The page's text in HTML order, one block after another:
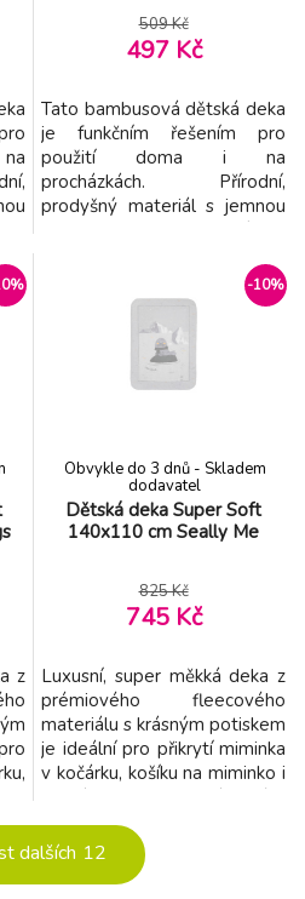
509 Kč
497 Kč
Tato bambusová dětská deka
je funkčním řešením pro
použití doma i na
procházkách. Přírodní,
prodyšný materiál s jemnou
dítěte. Je vhodná pro alergiky.
Bambusový úplet zajišťuje
svěžest a hygienu díky svým
protiplísňovým, antistatickým
a antibakteriálním
z
je
-10%
Dětská deka Super Soft
140x110 cm Seally Me
Obvykle do 3 dnů - Skladem
dodavatel
825 Kč
745 Kč
Luxusní, super měkká deka z
prémiového fleecového
materiálu s krásným potiskem
je ideální pro přikrytí miminka
v kočárku, košíku na miminko i
boxu je vhodná i jako dárek
při narození miminka. Složení:
100% polyester Rozměry:
dalších 12